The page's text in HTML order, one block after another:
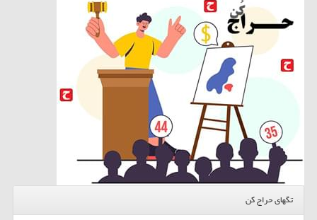
تگهای حراج کن